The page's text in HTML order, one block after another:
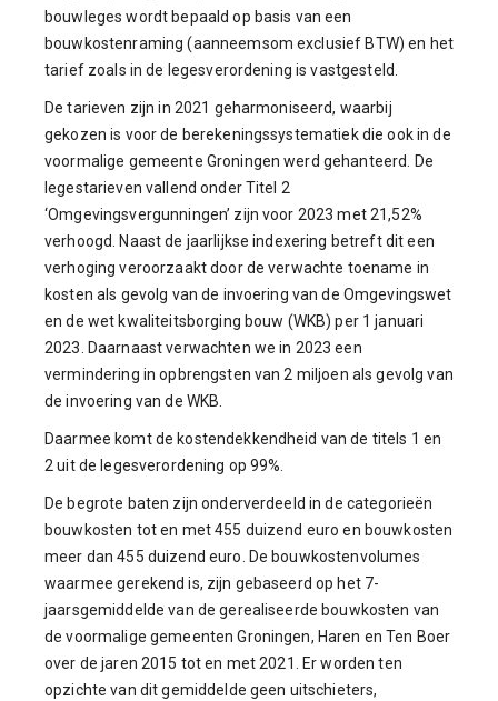
bouwleges wordt bepaald op basis van een
bouwkostenraming (aanneemsom exclusief BTW) en het
tarief zoals in de legesverordening is vastgesteld.
De tarieven zijn in 2021 geharmoniseerd, waarbij
gekozen is voor de berekeningssystematiek die ook in de
voormalige gemeente Groningen werd gehanteerd. De
legestarieven vallend onder Titel 2
‘Omgevingsvergunningen’ zijn voor 2023 met 21,52%
verhoogd. Naast de jaarlijkse indexering betreft dit een
verhoging veroorzaakt door de verwachte toename in
kosten als gevolg van de invoering van de Omgevingswet
en de wet kwaliteitsborging bouw (WKB) per 1 januari
2023. Daarnaast verwachten we in 2023 een
vermindering in opbrengsten van 2 miljoen als gevolg van
de invoering van de WKB.
Daarmee komt de kostendekkendheid van de titels 1 en
2 uit de legesverordening op 99%.
De begrote baten zijn onderverdeeld in de categorieën
bouwkosten tot en met 455 duizend euro en bouwkosten
meer dan 455 duizend euro. De bouwkostenvolumes
waarmee gerekend is, zijn gebaseerd op het 7-
jaarsgemiddelde van de gerealiseerde bouwkosten van
de voormalige gemeenten Groningen, Haren en Ten Boer
over de jaren 2015 tot en met 2021. Er worden ten
opzichte van dit gemiddelde geen uitschieters,